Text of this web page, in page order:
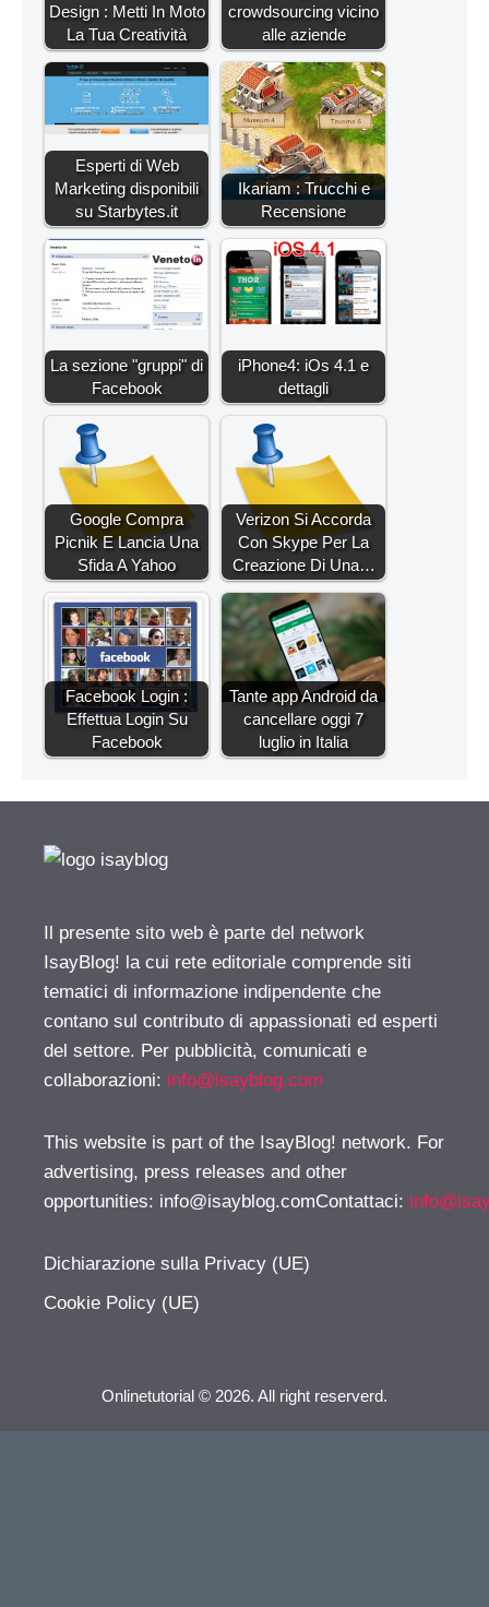
Design : Metti In Moto
La Tua Creatività
crowdsourcing vicino
alle aziende
Esperti di Web
Marketing disponibili
su Starbytes.it
Ikariam : Trucchi e
Recensione
La sezione "gruppi" di
Facebook
iPhone4: iOs 4.1 e
dettagli
Google Compra
Picnik E Lancia Una
Sfida A Yahoo
Verizon Si Accorda
Con Skype Per La
Creazione Di Una…
Facebook Login :
Effettua Login Su
Facebook
Tante app Android da
cancellare oggi 7
luglio in Italia
Il presente sito web è parte del network
IsayBlog! la cui rete editoriale comprende siti
tematici di informazione indipendente che
contano sul contributo di appassionati ed esperti
del settore. Per pubblicità, comunicati e
collaborazioni: info@isayblog.com
This website is part of the IsayBlog! network. For
advertising, press releases and other
opportunities: info@isayblog.comContattaci:
Dichiarazione sulla Privacy (UE)
Cookie Policy (UE)
Onlinetutorial © 2026. All right reserverd.